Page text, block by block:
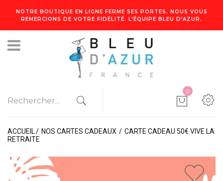
NOTRE BOUTIQUE EN LIGNE FERME SES PORTES. NOUS VOUS
REMERCIONS DE VOTRE FIDÉLITÉ. L’ÉQUIPE BLEU D’AZUR.
0
ACCUEIL NOS CARTES CADEAUX
CARTE CADEAU 50€ VIVE LA
RETRAITE